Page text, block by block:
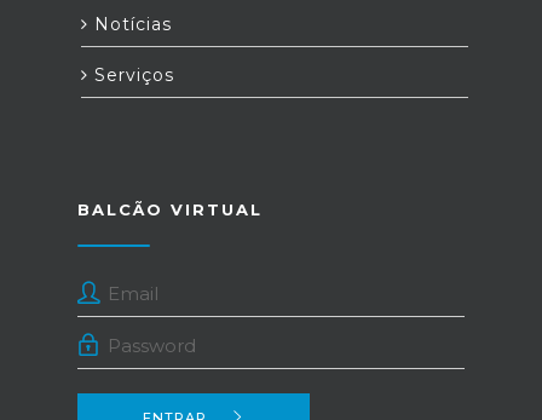
Notícias
Serviços
BALCÃO VIRTUAL